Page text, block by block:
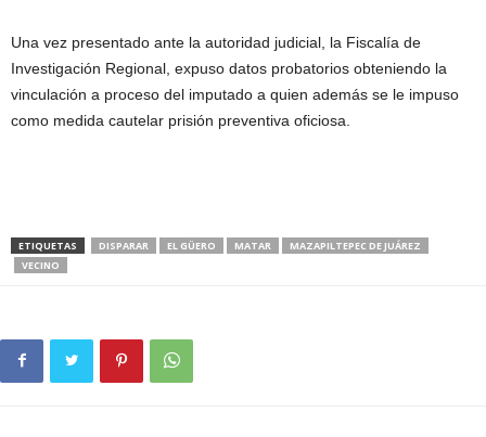
Una vez presentado ante la autoridad judicial, la Fiscalía de
Investigación Regional, expuso datos probatorios obteniendo la
vinculación a proceso del imputado a quien además se le impuso
como medida cautelar prisión preventiva oficiosa.
ETIQUETAS DISPARAR EL GÜERO MATAR
MAZAPILTEPEC DE JUÁREZ
VECINO